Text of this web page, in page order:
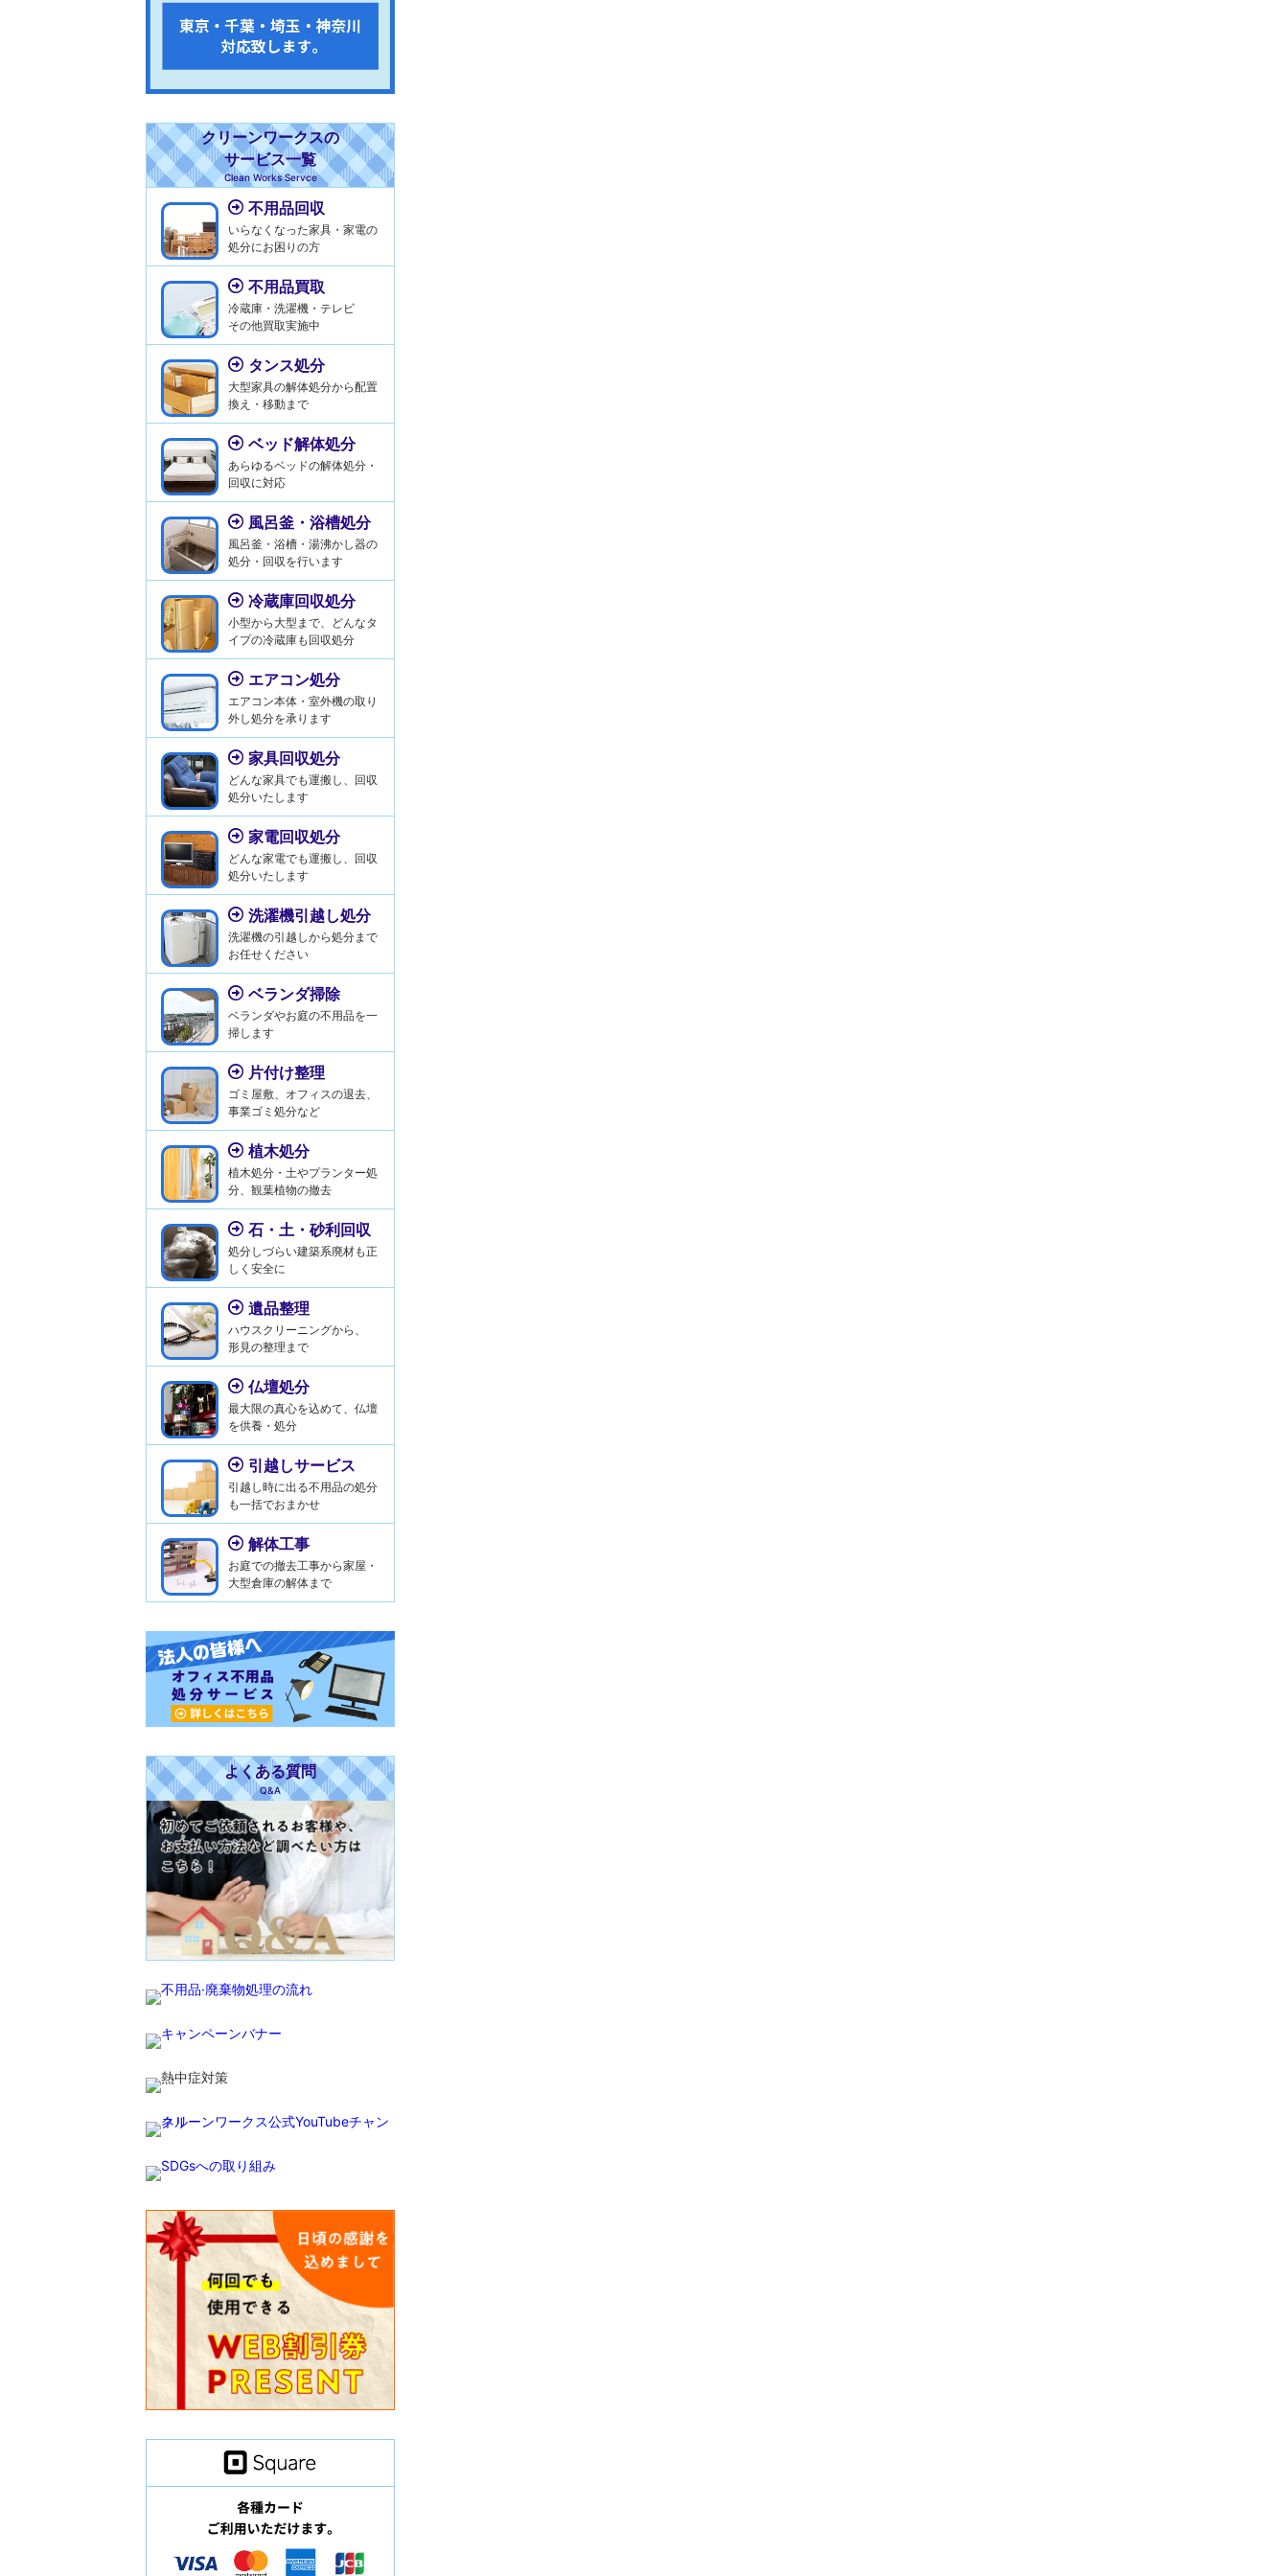
クリーンワークスの
サービス一覧
Clean Works Servce
不用品回収
いらなくなった家具・家電の
処分にお困りの方
不用品買取
冷蔵庫・洗濯機・テレビ
その他買取実施中
タンス処分
大型家具の解体処分から配置
換え・移動まで
ベッド解体処分
あらゆるベッドの解体処分・
回収に対応
風呂釜・浴槽処分
風呂釜・浴槽・湯沸かし器の
処分・回収を行います
冷蔵庫回収処分
小型から大型まで、どんなタ
イプの冷蔵庫も回収処分
エアコン処分
エアコン本体・室外機の取り
外し処分を承ります
家具回収処分
どんな家具でも運搬し、回収
処分いたします
家電回収処分
どんな家電でも運搬し、回収
処分いたします
洗濯機引越し処分
洗濯機の引越しから処分まで
お任せください
ベランダ掃除
ベランダやお庭の不用品を一
掃します
片付け整理
ゴミ屋敷、オフィスの退去、
事業ゴミ処分など
植木処分
植木処分・土やプランター処
分、観葉植物の撤去
石・土・砂利回収
処分しづらい建築系廃材も正
しく安全に
遺品整理
ハウスクリーニングから、
形見の整理まで
仏壇処分
最大限の真心を込めて、仏壇
を供養・処分
引越しサービス
引越し時に出る不用品の処分
も一括でおまかせ
解体工事
お庭での撤去工事から家屋・
大型倉庫の解体まで
よくある質問
Q&A